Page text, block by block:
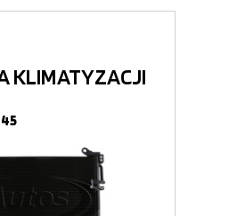
KLIMATYZACJI